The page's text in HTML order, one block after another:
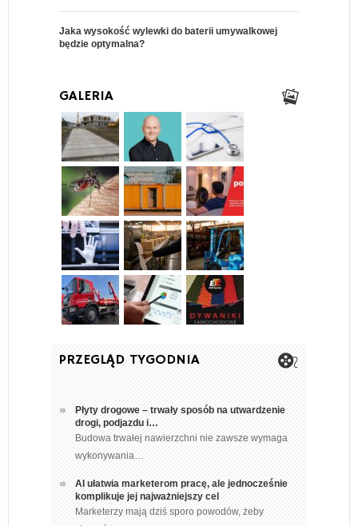
Jaka wysokość wylewki do baterii umywalkowej
będzie optymalna?
GALERIA
PRZEGLĄD TYGODNIA
Płyty drogowe – trwały sposób na utwardzenie
drogi, podjazdu i…
Budowa trwałej nawierzchni nie zawsze wymaga
wykonywania…
AI ułatwia marketerom pracę, ale jednocześnie
komplikuje jej najważniejszy cel
Marketerzy mają dziś sporo powodów, żeby